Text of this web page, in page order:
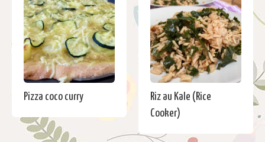
Pizza coco curry
Riz au Kale (Rice
Cooker)